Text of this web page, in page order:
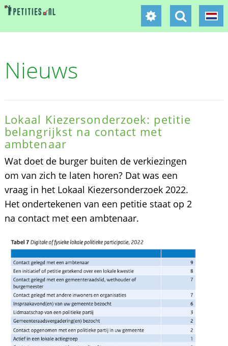
Nieuws
Lokaal Kiezersonderzoek: petitie
belangrijkst na contact met
ambtenaar
Wat doet de burger buiten de verkiezingen
om van zich te laten horen? Dat was een
vraag in het Lokaal Kiezersonderzoek 2022.
Het ondertekenen van een petitie staat op 2
na contact met een ambtenaar.